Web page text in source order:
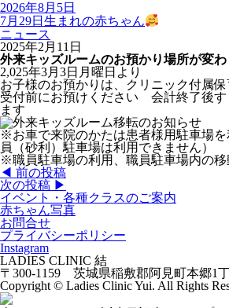
2026年8月5日
7月29日生まれの赤ちゃん
ニュース
2025年2月11日
外来キッズルームのお預かり場所が変
2,025年3月3日月曜日より
お子様のお預かりは、クリニック付属
受付前にお預けください 会計終了後す
ます
※お車で来院のかたは患者様用駐車場
員（砂利）駐車場は利用できません）
※職員駐車場の利用、職員駐車場内の
◀︎ 前の投稿
次の投稿 ▶︎
イベント・各種クラスのご案内
赤ちゃん写真
お問合せ
プライバシーポリシー
Instagram
LADIES CLINIC 結
〒300-1159 茨城県稲敷郡阿見町本郷1
Copyright © Ladies Clinic Yui. All Rights